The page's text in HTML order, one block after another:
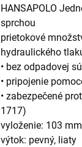
HANSAPOLO
sprchou
prietokové
hydraulického
• bez odpadovej
• pripojenie
• zabezpečené
1717)
vyloženie: 103 mm
výtok: pevný, liaty